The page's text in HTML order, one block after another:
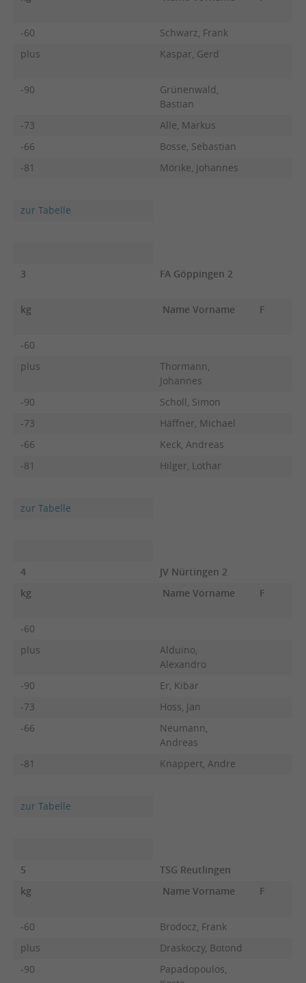
-60
Schwarz, Frank
plus
Kaspar, Gerd
-90
Grünenwald,
Bastian
-73
Alle, Markus
-66
Bosse, Sebastian
-81
Mörike, Johannes
zur Tabelle
3 FA Göppingen 2
kg Name Vorname F
-60
plus
Thormann,
Johannes
-90
Scholl, Simon
-73
Häffner, Michael
-66
Keck, Andreas
-81
Hilger, Lothar
zur Tabelle
4
JV Nürtingen 2
kg
Name Vorname F
-60
plus
Alduino,
Alexandro
-90
Er, Kibar
-73
Hoss, Jan
-66
Neumann,
Andreas
-81
Knappert, Andre
zur Tabelle
5
TSG Reutlingen
kg
Name Vorname F
-60
Brodocz, Frank
plus
Draskoczy, Botond
-90
Papadopoulos,